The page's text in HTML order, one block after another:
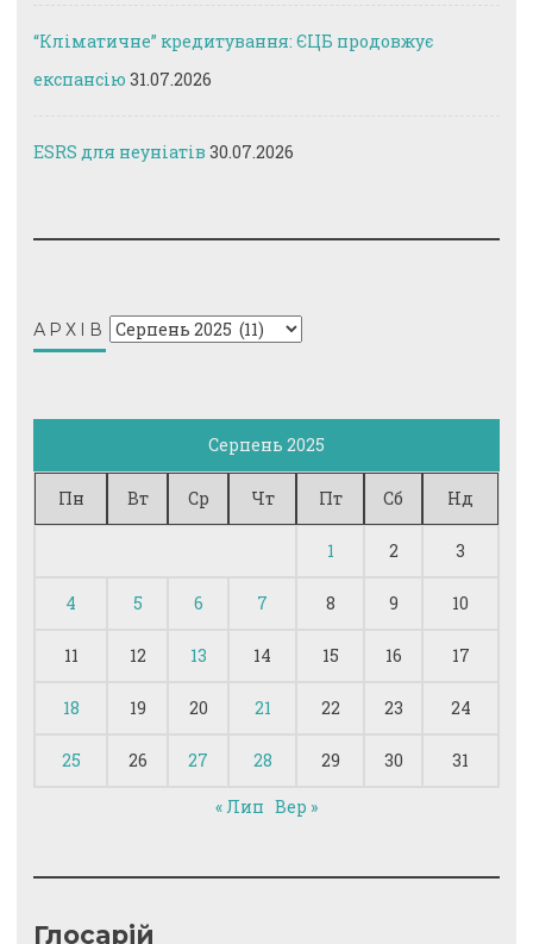
“Кліматичне” кредитування: ЄЦБ продовжує
експансію 31.07.2026
ESRS для неуніатів 30.07.2026
АРХІВ Архів
Серпень 2025
Пн Вт Ср Чт Пт Сб Нд
1 2 3
4 5 6 7 8 9 10
11 12 13 14 15 16 17
18 19 20 21 22 23 24
25 26 27 28 29 30 31
« Лип Вер »
Глосарій